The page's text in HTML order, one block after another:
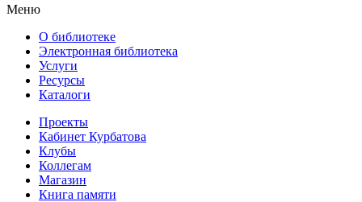
Меню
О библиотеке
Электронная библиотека
Услуги
Ресурсы
Каталоги
Проекты
Кабинет Курбатова
Клубы
Коллегам
Магазин
Книга памяти